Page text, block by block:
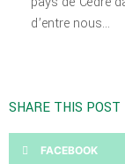
d’entre nous…
SHARE THIS POST
FACEBOOK